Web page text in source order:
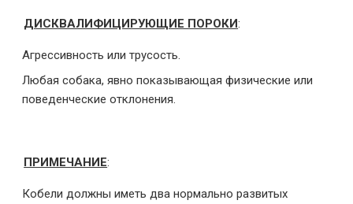
ДИСКВАЛИФИЦИРУЮЩИЕ ПОРОКИ:
Агрессивность или трусость.
Любая собака, явно показывающая физические или
поведенческие отклонения.
ПРИМЕЧАНИЕ:
Кобели должны иметь два нормально развитых